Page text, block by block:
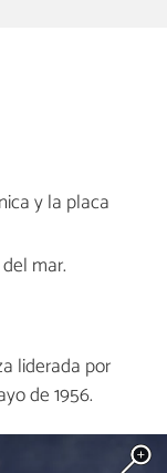
y la placa
mar.
liderada por
de 1956.